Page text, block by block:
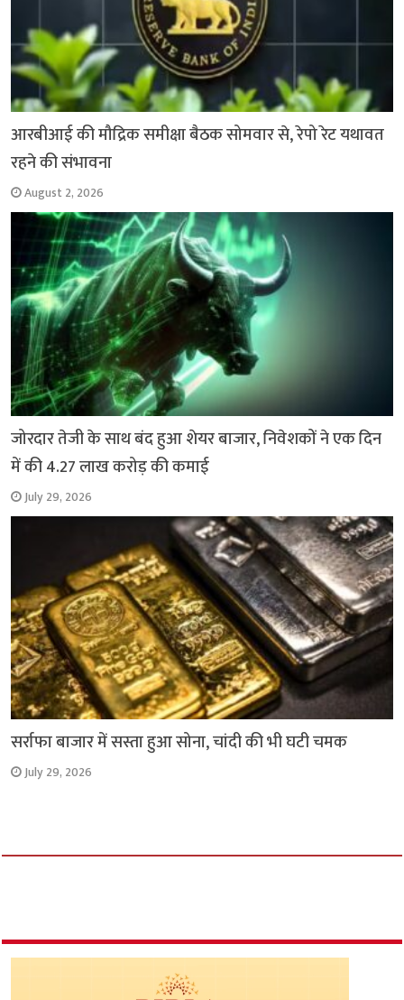
आरबीआई की मौद्रिक समीक्षा बैठक सोमवार से, रेपो रेट यथावत
रहने की संभावना
August 2, 2026
जोरदार तेजी के साथ बंद हुआ शेयर बाजार, निवेशकों ने एक दिन
में की 4.27 लाख करोड़ की कमाई
July 29, 2026
सर्राफा बाजार में सस्ता हुआ सोना, चांदी की भी घटी चमक
July 29, 2026